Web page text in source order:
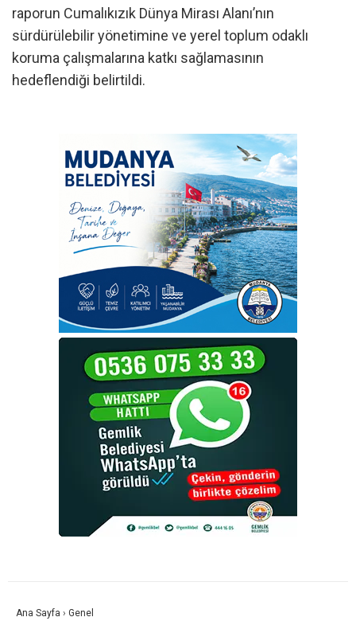
raporun Cumalıkızık Dünya Mirası Alanı’nın
sürdürülebilir yönetimine ve yerel toplum odaklı
koruma çalışmalarına katkı sağlamasının
hedeflendiği belirtildi.
Ana Sayfa › Genel